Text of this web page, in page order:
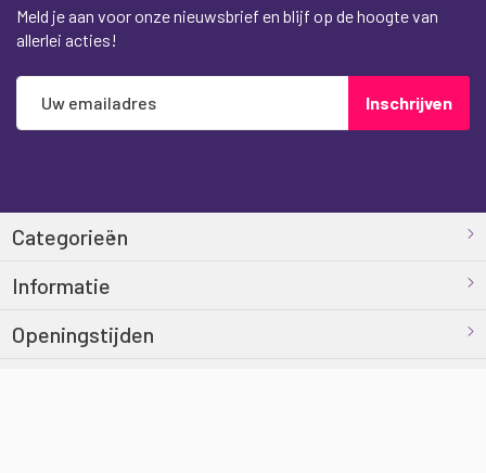
Meld je aan voor onze nieuwsbrief en blijf op de hoogte van
allerlei acties!
Abonneer
op
Inschrijven
Categorieën
Informatie
Openingstijden